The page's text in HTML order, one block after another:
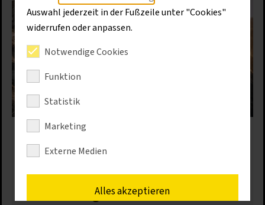
Liebherr Baumaschinen
konfigurieren
Eine Maschine exakt nach Ihren
Anforderungen
Auswahl jederzeit in der Fußzeile unter "Cookies"
widerrufen oder anpassen.
Notwendige Cookies
Funktion
Statistik
Marketing
Externe Medien
Alles akzeptieren